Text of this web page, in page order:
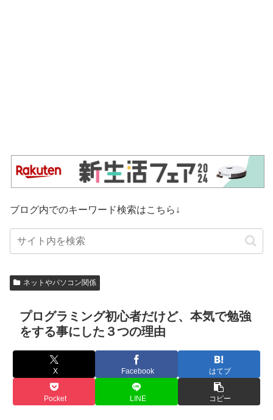
ブログ内でのキーワード検索はこちら↓
ネットやパソコン関係
プログラミング初心者だけど、本気で勉強
をする事にした３つの理由
X Facebook はてブ
Pocket LINE コピー